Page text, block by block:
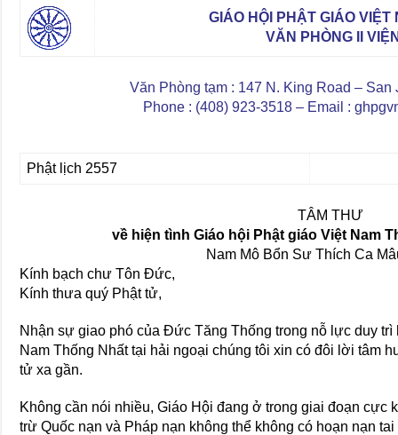
GIÁO HỘI PHẬT GIÁO VIỆT
VĂN PHÒNG II
Văn Phòng tạm : 147 N. King Road – San
Phone : (408) 923-3518 – Email :
Phật lịch 2557
TÂM THƯ
về hiện tình Giáo hội Phật giáo Việt Nam
Nam Mô Bổn Sư Thích Ca
Kính bạch chư Tôn Đức,
Kính thưa quý Phật tử,
Nhận sự giao phó của Đức Tăng Thống trong nỗ lực duy
Nam Thống Nhất tại hải ngoại chúng tôi xin có đôi lời tâm
tử xa gần.
Không cần nói nhiều, Giáo Hội đang ở trong giai đoạn cực
trừ Quốc nạn và Pháp nạn không thể không có hoạn nạn